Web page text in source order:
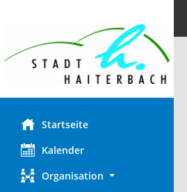
Startseite
Kalender
Organisation